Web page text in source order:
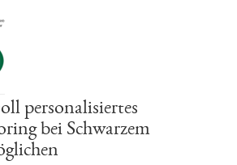
personalisiertes
bei Schwarzem